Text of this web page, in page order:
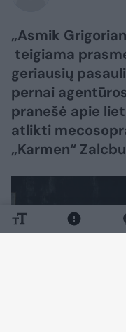
„Asmik
teigiama
geriausių
pernai
pranešė apie
atlikti
„Karmen“